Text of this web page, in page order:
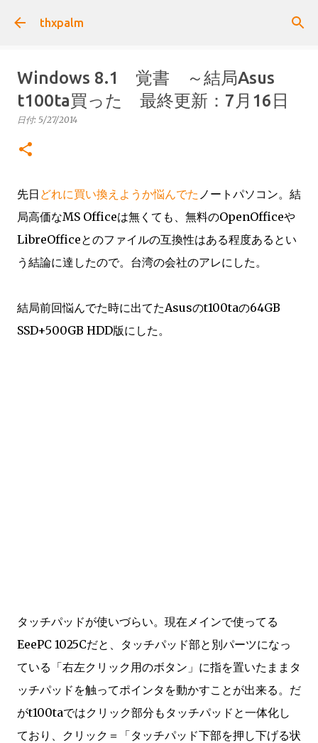
スキップしてメイン コンテンツに移動
thxpalm
Windows 8.1 覚書 ～結局Asus
t100ta買った 最終更新：7月16日
日付: 5/27/2014
先日 どれに買い換えようか悩んでた ノートパソコン。結
局高価なMS Officeは無くても、無料のOpenOfficeや
LibreOfficeとのファイルの互換性はある程度あるとい
う結論に達したので。台湾の会社のアレにした。
結局前回悩んでた時に出てたAsusのt100taの64GB
SSD+500GB HDD版にした。
タッチパッドが使いづらい。現在メインで使ってる
EeePC 1025Cだと、タッチパッド部と別パーツになっ
ている「右左クリック用のボタン」に指を置いたままタ
ッチパッドを触ってポインタを動かすことが出来る。だ
がt100taではクリック部分もタッチパッドと一体化し
ており、クリック＝「タッチパッド下部を押し下げる状